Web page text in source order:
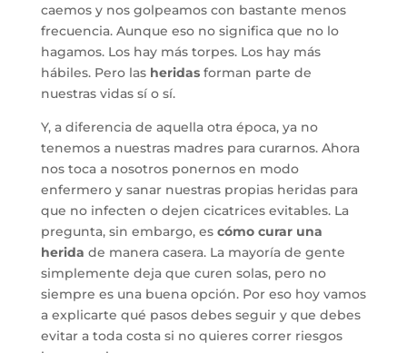
caemos y nos golpeamos con bastante menos
frecuencia. Aunque eso no significa que no lo
hagamos. Los hay más torpes. Los hay más
hábiles. Pero las heridasforman parte de
nuestras vidas sí o sí.
Y, a diferencia de aquella otra época, ya no
tenemos a nuestras madres para curarnos. Ahora
nos toca a nosotros ponernos en modo
enfermero y sanar nuestras propias heridas para
que no infecten o dejen cicatrices evitables. La
pregunta, sin embargo, es cómo curar una
herida de manera casera. La mayoría de gente
simplemente deja que curen solas, pero no
siempre es una buena opción. Por eso hoy vamos
a explicarte qué pasos debes seguir y que debes
evitar a toda costa si no quieres correr riesgos